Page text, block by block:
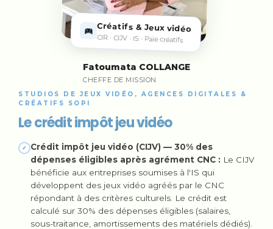
Créatifs & Jeux vidéo
CIR · CIJV · IS · Paie créatifs
Fatoumata COLLANGE
CHEFFE DE MISSION
STUDIOS DE JEUX VIDÉO, AGENCES DIGITALES &
CRÉATIFS SOPI
Le crédit impôt jeu vidéo
✓
Crédit impôt jeu vidéo (CIJV) — 30% des
dépenses éligibles après agrément CNC : Le CIJV
bénéficie aux entreprises soumises à l'IS qui
développent des jeux vidéo agréés par le CNC
répondant à des critères culturels. Le crédit est
calculé sur 30% des dépenses éligibles (salaires,
sous-traitance, amortissements des matériels dédiés).